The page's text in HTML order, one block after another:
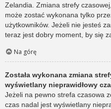
Zelandia. Zmiana strefy
może zostać wykonana tylko
użytkowników. Jeżeli nie jesteś
teraz jest dobry moment, by się
Na górę
Została wykonana zmiana
wyświetlany nieprawidłowy
Jeżeli na pewno strefa czasowa
czas nadal jest wyświetlany